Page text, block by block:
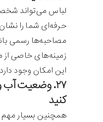
لباس می‌تواند
حرفه‌ای شما را
مصاحبه‌ها رسمی
زمینه‌های خاصی از
این امکان وجود
۲۷. وضعیت آب
کنید
همچنین بسیار